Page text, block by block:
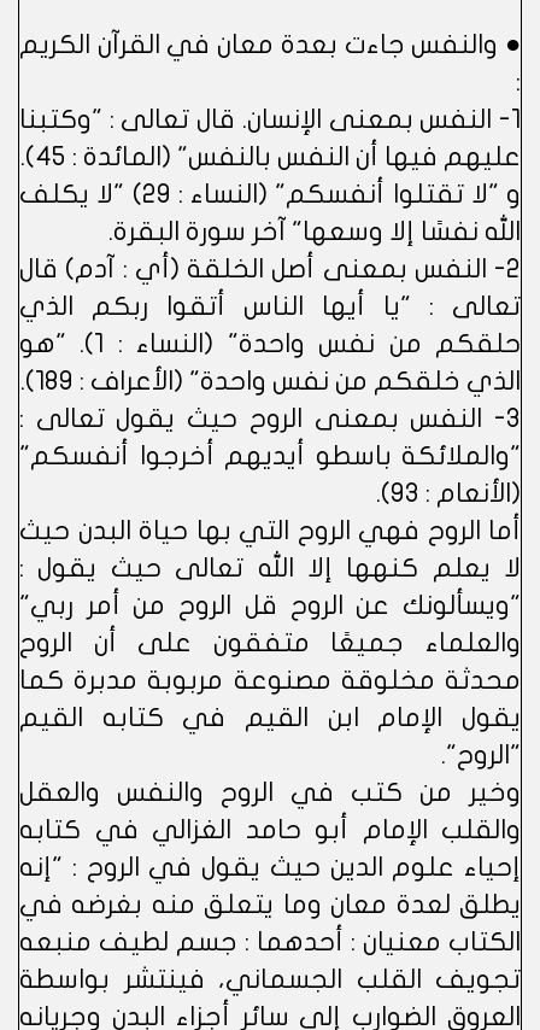
● والنفس جاءت بعدة معان في القرآن الكريم
:
1- النفس بمعنى الإنسان. قال تعالى : "وكتبنا
عليهم فيها أن النفس بالنفس" (المائدة : 45).
و "لا تقتلوا أنفسكم" (النساء : 29) "لا يكلف
الله نفسًا إلا وسعها" آخر سورة البقرة.
2- النفس بمعنى أصل الخلقة (أي : آدم) قال
تعالى : "يا أيها الناس أتقوا ربكم الذي
حلقكم من نفس واحدة" (النساء : 1). "هو
الذي خلقكم من نفس واحدة" (الأعراف : 189).
3- النفس بمعنى الروح حيث يقول تعالى :
"والملائكة باسطو أيديهم أخرجوا أنفسكم"
(الأنعام : 93).
أما الروح فهي الروح التي بها حياة البدن حيث
لا يعلم كنهها إلا الله تعالى حيث يقول :
"ويسألونك عن الروح قل الروح من أمر ربي"
والعلماء جميعًا متفقون على أن الروح
محدثة مخلوقة مصنوعة مربوبة مدبرة كما
يقول الإمام ابن القيم في كتابه القيم
"الروح".
وخير من كتب في الروح والنفس والعقل
والقلب الإمام أبو حامد الغزالي في كتابه
إحياء علوم الدين حيث يقول في الروح : "إنه
يطلق لعدة معان وما يتعلق منه بغرضه في
الكتاب معنيان : أحدهما : جسم لطيف منبعه
تجويف القلب الجسماني، فينتشر بواسطة
العروق الضوارب إلى سائر أجزاء البدن وجريانه